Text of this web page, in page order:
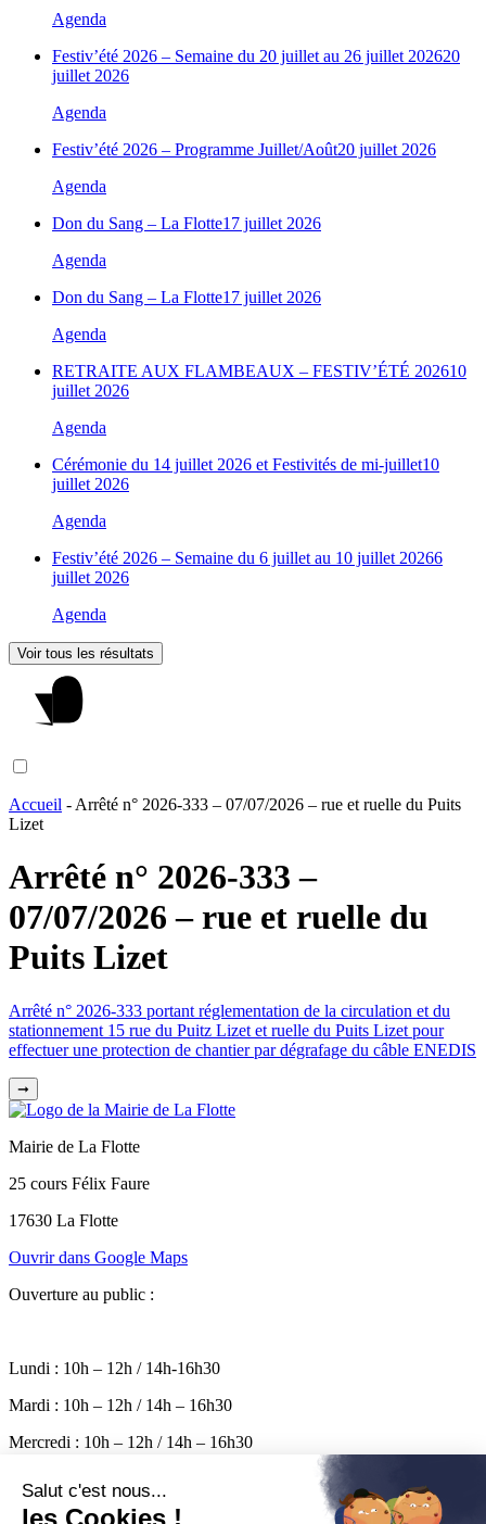
Agenda
Festiv’été 2026 – Semaine du 20 juillet au 26 juillet 202620
juillet 2026
Agenda
Festiv’été 2026 – Programme Juillet/Août20 juillet 2026
Agenda
Don du Sang – La Flotte17 juillet 2026
Agenda
Don du Sang – La Flotte17 juillet 2026
Agenda
RETRAITE AUX FLAMBEAUX – FESTIV’ÉTÉ 202610
juillet 2026
Agenda
Cérémonie du 14 juillet 2026 et Festivités de mi-juillet10
juillet 2026
Agenda
Festiv’été 2026 – Semaine du 6 juillet au 10 juillet 20266
juillet 2026
Agenda
Voir tous les résultats
Accueil - Arrêté n° 2026-333 – 07/07/2026 – rue et ruelle du Puits
Lizet
Arrêté n° 2026-333 –
07/07/2026 – rue et ruelle du
Puits Lizet
Arrêté n° 2026-333 portant réglementation de la circulation et du
stationnement 15 rue du Puitz Lizet et ruelle du Puits Lizet pour
effectuer une protection de chantier par dégrafage du câble ENEDIS
➞
Mairie de La Flotte
25 cours Félix Faure
17630 La Flotte
Ouvrir dans Google Maps
Ouverture au public :
Lundi : 10h – 12h / 14h-16h30
Mardi : 10h – 12h / 14h – 16h30
Mercredi : 10h – 12h / 14h – 16h30
Vendredi : 10h – 17h